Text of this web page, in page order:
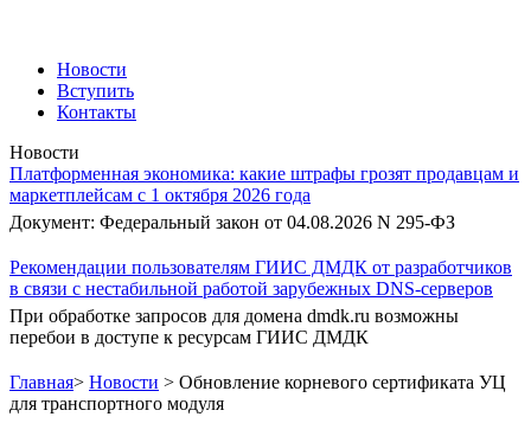
Новости
Вступить
Контакты
Новости
Платформенная экономика: какие штрафы грозят продавцам и
маркетплейсам с 1 октября 2026 года
Документ: Федеральный закон от 04.08.2026 N 295-ФЗ
Рекомендации пользователям ГИИС ДМДК от разработчиков
в связи с нестабильной работой зарубежных DNS-серверов
При обработке запросов для домена dmdk.ru возможны
перебои в доступе к ресурсам ГИИС ДМДК
Главная> Новости > Обновление корневого сертификата УЦ
для транспортного модуля